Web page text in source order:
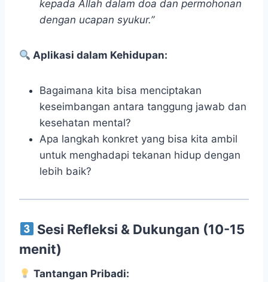
kepada Allah dalam doa dan permohonan
dengan ucapan syukur.”
Aplikasi dalam Kehidupan:
Bagaimana kita bisa menciptakan
keseimbangan antara tanggung jawab dan
kesehatan mental?
Apa langkah konkret yang bisa kita ambil
untuk menghadapi tekanan hidup dengan
lebih baik?
Sesi Refleksi & Dukungan (10-15
menit)
Tantangan Pribadi: